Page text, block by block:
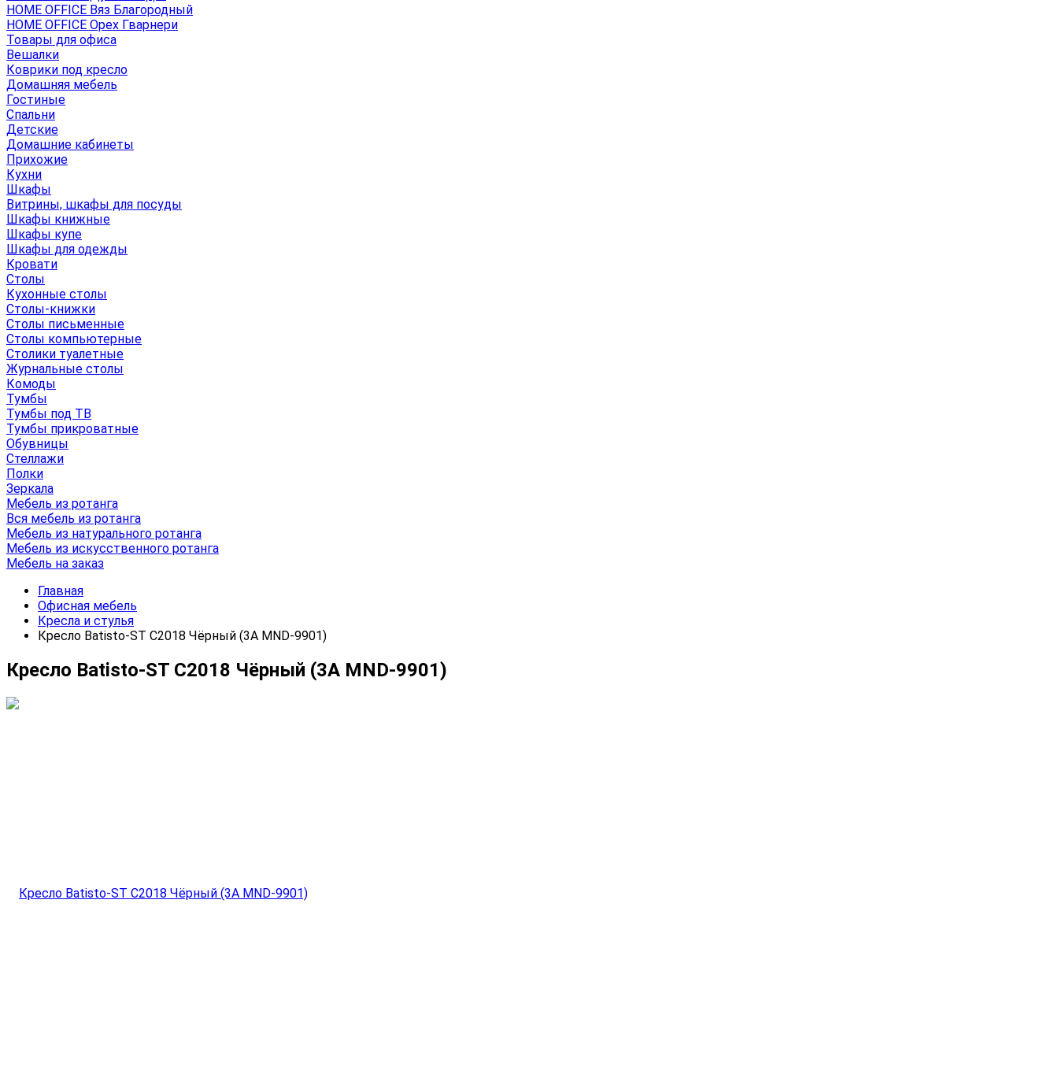
HOME OFFICE Вяз Благородный
HOME OFFICE Орех Гварнери
Товары для офиса
Вешалки
Коврики под кресло
Домашняя мебель
Гостиные
Спальни
Детские
Домашние кабинеты
Прихожие
Кухни
Шкафы
Витрины, шкафы для посуды
Шкафы книжные
Шкафы купе
Шкафы для одежды
Кровати
Столы
Кухонные столы
Столы-книжки
Столы письменные
Столы компьютерные
Столики туалетные
Журнальные столы
Комоды
Тумбы
Тумбы под ТВ
Тумбы прикроватные
Обувницы
Стеллажи
Полки
Зеркала
Мебель из ротанга
Вся мебель из ротанга
Мебель из натурального ротанга
Мебель из искусственного ротанга
Мебель на заказ
Главная
Офисная мебель
Кресла и стулья
Кресло Batisto-ST C2018 Чёрный (3A MND-9901)
Кресло Batisto-ST C2018 Чёрный (3A MND-9901)